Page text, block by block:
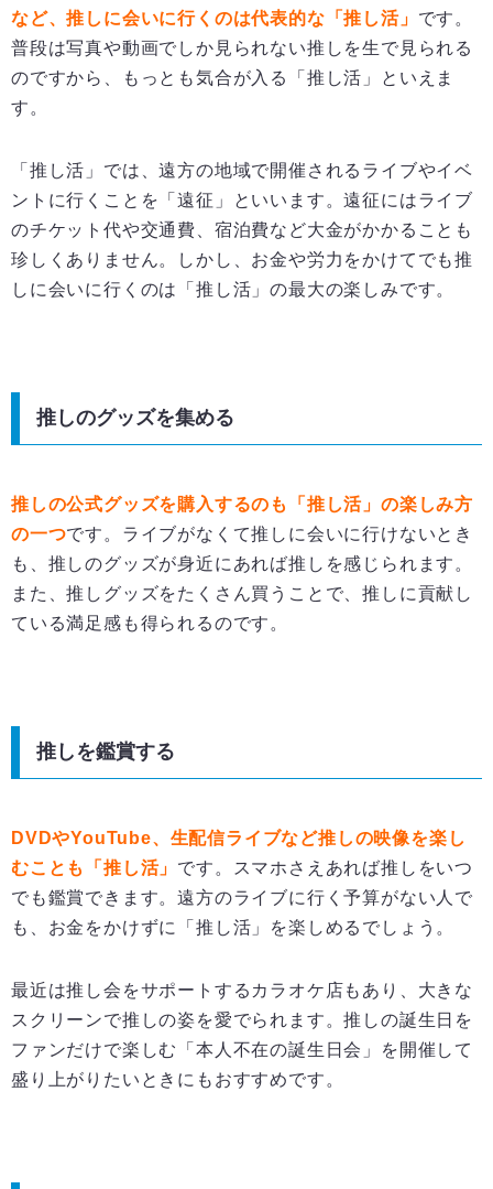
など、推しに会いに行くのは代表的な「推し活」 です。
普段は写真や動画でしか見られない推しを生で見られる
のですから、もっとも気合が入る「推し活」といえま
す。
「推し活」では、遠方の地域で開催されるライブやイベ
ントに行くことを「遠征」といいます。遠征にはライブ
のチケット代や交通費、宿泊費など大金がかかることも
珍しくありません。しかし、お金や労力をかけてでも推
しに会いに行くのは「推し活」の最大の楽しみです。
推しのグッズを集める
推しの公式グッズを購入するのも「推し活」の楽しみ方
の一つです。ライブがなくて推しに会いに行けないとき
も、推しのグッズが身近にあれば推しを感じられます。
また、推しグッズをたくさん買うことで、推しに貢献し
ている満足感も得られるのです。
推しを鑑賞する
DVDやYouTube、生配信ライブなど推しの映像を楽し
むことも「推し活」 です。スマホさえあれば推しをいつ
でも鑑賞できます。遠方のライブに行く予算がない人で
も、お金をかけずに「推し活」を楽しめるでしょう。
最近は推し会をサポートするカラオケ店もあり、大きな
スクリーンで推しの姿を愛でられます。推しの誕生日を
ファンだけで楽しむ「本人不在の誕生日会」を開催して
盛り上がりたいときにもおすすめです。